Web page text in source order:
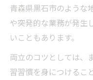
青森県黒石市のような
や突発的な業務が発生
いこともあります。
両立のコツとしては、
習習慣を身につけるこ